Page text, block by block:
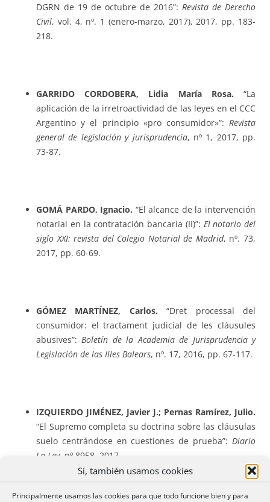
Sí, también usamos cookies
Principalmente usamos las cookies para que todo funcione bien y para
DGRN de 19 de octubre de 2016”: Revista de Derecho
Civil, vol. 4, nº. 1 (enero-marzo, 2017), 2017, pp. 183-
218.
GARRIDO CORDOBERA, Lidia María Rosa. “La
aplicación de la irretroactividad de las leyes en el CCC
Argentino y el principio «pro consumidor»”: Revista
general de legislación y jurisprudencia, nº 1, 2017, pp.
73-87.
GOMÁ PARDO, Ignacio. “El alcance de la intervención
notarial en la contratación bancaria (II)”: El notario del
siglo XXI: revista del Colegio Notarial de Madrid, nº. 73,
2017, pp. 60-69.
GÓMEZ MARTÍNEZ, Carlos. “Dret processal del
consumidor: el tractament judicial de les cláusules
abusives”: Boletín de la Academia de Jurisprudencia y
Legislación de las Illes Balears, nº. 17, 2016, pp. 67-117.
IZQUIERDO JIMÉNEZ, Javier J.; Pernas Ramírez, Julio.
“El Supremo completa su doctrina sobre las cláusulas
suelo centrándose en cuestiones de prueba”: Diario
La Ley, nº 8958, 2017.